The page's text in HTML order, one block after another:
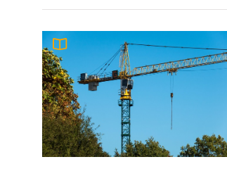
1
világában:
álláslehetőségek
Jászberényben
Markus Noel
2
Színpadon és állásinterjún:
miért fontos a jó
önbemutatás?
Markus Noel